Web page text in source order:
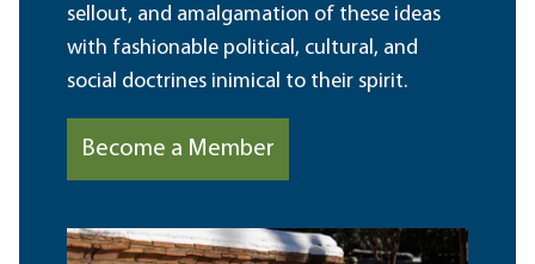
sellout, and amalgamation of these ideas
with fashionable political, cultural, and
social doctrines inimical to their spirit.
Become a Member